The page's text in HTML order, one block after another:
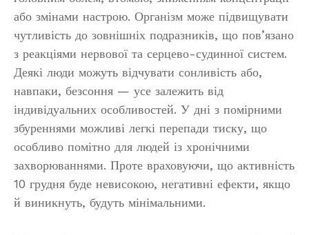
або змінами настрою. Організм може підвищувати
чутливість до зовнішніх подразників, що пов’язано
з реакціями нервової та серцево-судинної систем.
Деякі люди можуть відчувати сонливість або,
навпаки, безсоння — усе залежить від
індивідуальних особливостей. У дні з помірними
збуреннями можливі легкі перепади тиску, що
особливо помітно для людей із хронічними
захворюваннями. Проте враховуючи, що активність
10 грудня буде невисокою, негативні ефекти, якщо
й виникнуть, будуть мінімальними.